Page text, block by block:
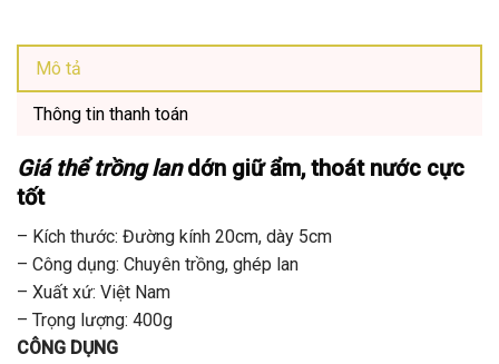
Mô tả
Thông tin thanh toán
Giá thể trồng landớn giữ ẩm, thoát nước cực
tốt
– Kích thước: Đường kính 20cm, dày 5cm
– Công dụng: Chuyên trồng, ghép lan
– Xuất xứ: Việt Nam
– Trọng lượng: 400g
CÔNG DỤNG